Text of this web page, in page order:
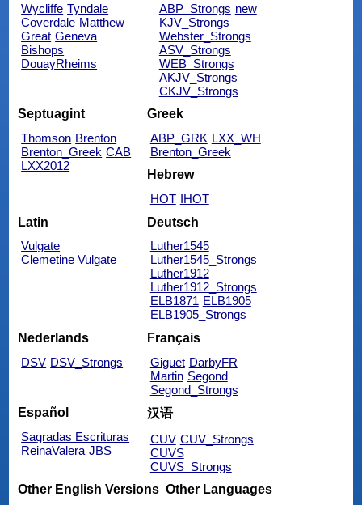
Wycliffe Tyndale
Coverdale Matthew
Great Geneva
Bishops
DouayRheims
ABP_Strongs new
KJV_Strongs
Webster_Strongs
ASV_Strongs
WEB_Strongs
AKJV_Strongs
CKJV_Strongs
Septuagint
Thomson Brenton
Brenton_Greek CAB
LXX2012
Greek
ABP_GRK LXX_WH
Brenton_Greek
Hebrew
HOT IHOT
Latin
Vulgate
Clemetine Vulgate
Deutsch
Luther1545
Luther1545_Strongs
Luther1912
Luther1912_Strongs
ELB1871 ELB1905
ELB1905_Strongs
Nederlands
DSV DSV_Strongs
Français
Giguet DarbyFR
Martin Segond
Segond_Strongs
Español
Sagradas Escrituras
ReinaValera JBS
汉语
CUV CUV_Strongs
CUVS
CUVS_Strongs
Other English Versions Other Languages